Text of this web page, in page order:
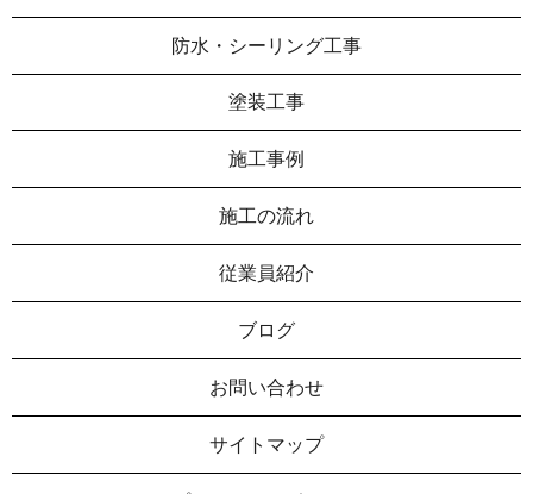
防水・シーリング工事
塗装工事
施工事例
施工の流れ
従業員紹介
ブログ
お問い合わせ
サイトマップ